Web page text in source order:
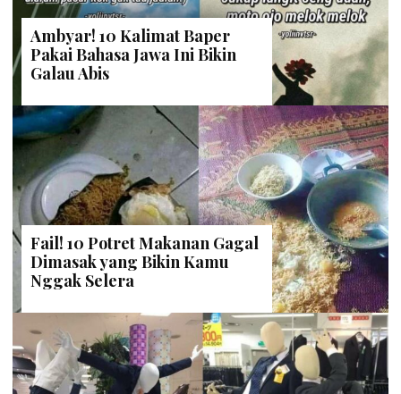
Ambyar! 10 Kalimat Baper
Pakai Bahasa Jawa Ini Bikin
Galau Abis
Fail! 10 Potret Makanan Gagal
Dimasak yang Bikin Kamu
Nggak Selera